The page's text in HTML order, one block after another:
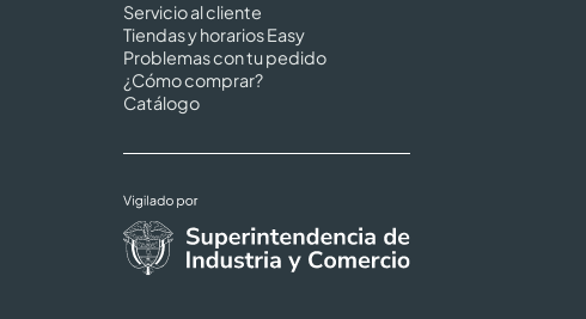
Servicio al cliente
Tiendas y horarios Easy
Problemas con tu pedido
¿Cómo comprar?
Catálogo